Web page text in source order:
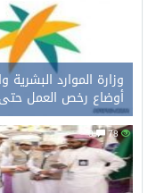
وزارة الموارد
أوضاع رخص العمل حتى
78
0